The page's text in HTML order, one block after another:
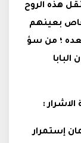
هذه الروح
بعينهم
؛ من سؤ
:
إستمرار